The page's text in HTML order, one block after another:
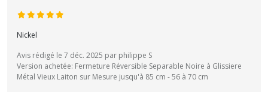
Nickel
Avis rédigé le 7 déc. 2025 par philippe S
Version achetée: Fermeture Réversible Separable Noire à Glissiere
Métal Vieux Laiton sur Mesure jusqu'à 85 cm - 56 à 70 cm